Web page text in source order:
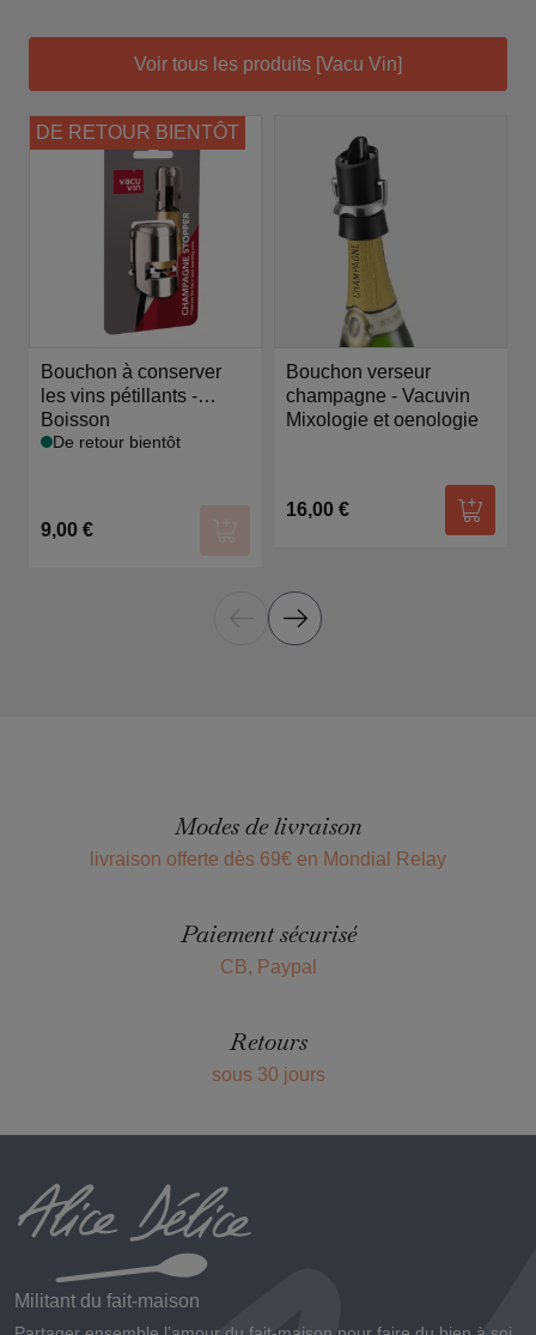
Voir tous les produits [Vacu Vin]
DE RETOUR BIENTÔT
Bouchon à conserver
les vins pétillants -
Vacuvin
Boisson
De retour bientôt
9,00 €
Bouchon verseur
champagne - Vacuvin
Mixologie et oenologie
16,00 €
Ajouter
Modes de livraison
livraison offerte dès 69€ en Mondial Relay
Paiement sécurisé
CB, Paypal
Retours
sous 30 jours
Militant du fait-maison